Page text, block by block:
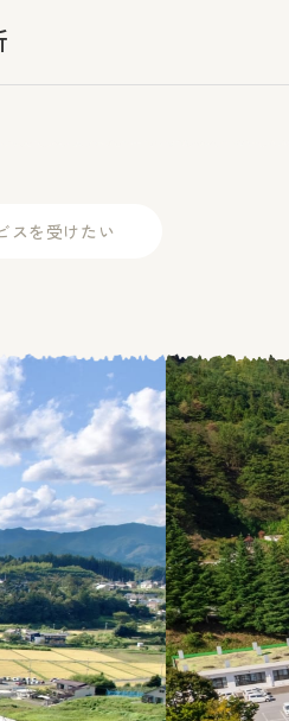
スを受けたい